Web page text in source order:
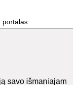
portalas
savo išmaniajam